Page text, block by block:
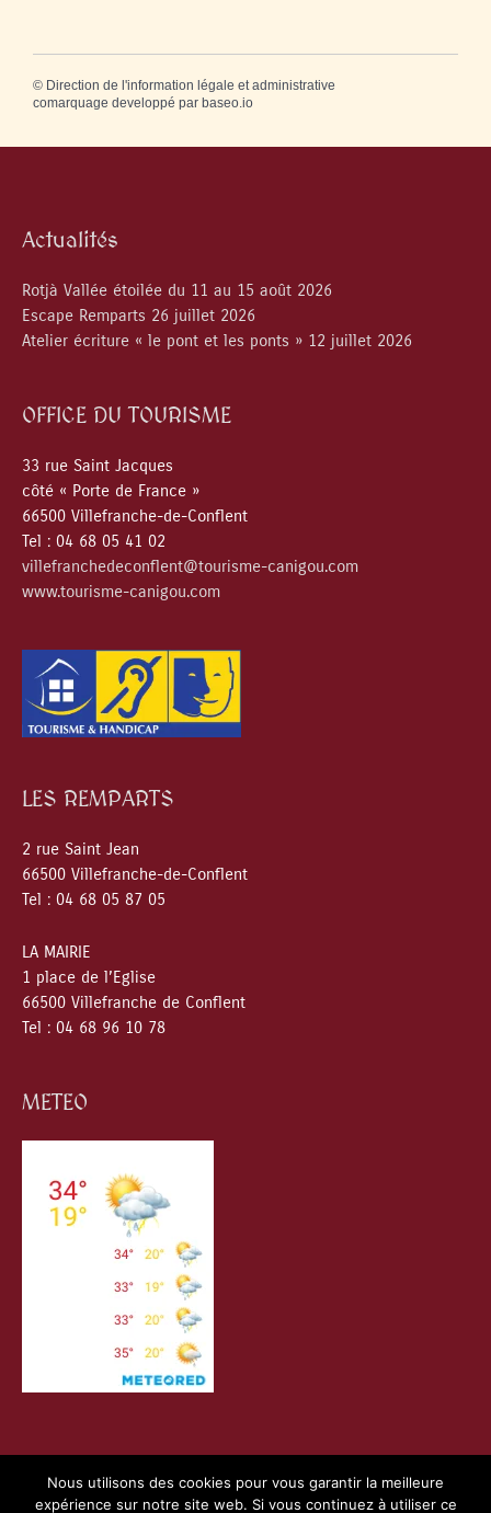
© Direction de l'information légale et administrative
comarquage developpé par baseo.io
Actualités
Rotjà Vallée étoilée du 11 au 15 août 2026
Escape Remparts 26 juillet 2026
Atelier écriture « le pont et les ponts » 12 juillet 2026
OFFICE DU TOURISME
33 rue Saint Jacques
côté « Porte de France »
66500 Villefranche-de-Conflent
Tel : 04 68 05 41 02
villefranchedeconflent@tourisme-canigou.com
www.tourisme-canigou.com
LES REMPARTS
2 rue Saint Jean
66500 Villefranche-de-Conflent
Tel : 04 68 05 87 05
LA MAIRIE
1 place de l’Eglise
66500 Villefranche de Conflent
Tel : 04 68 96 10 78
METEO
Nous utilisons des cookies pour vous garantir la meilleure
expérience sur notre site web. Si vous continuez à utiliser ce